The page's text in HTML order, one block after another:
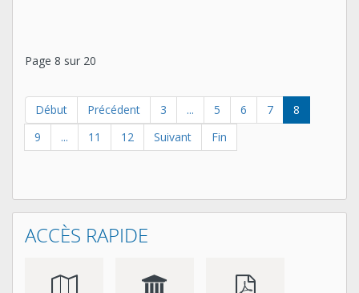
Page 8 sur 20
Début Précédent 3 ... 5 6 7
8
9
... 11 12 Suivant Fin
ACCÈS RAPIDE